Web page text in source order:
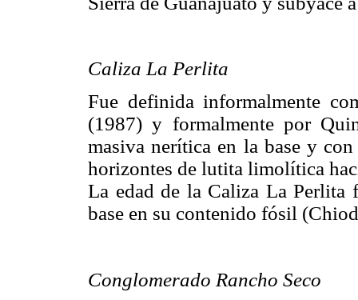
Caliza La Perlita
Fue definida informalmente
(1987) y formalmente por
masiva nerítica en la base y
horizontes de lutita limolítica
La edad de la Caliza La Perlita
base en su contenido fósil
Conglomerado Rancho Seco